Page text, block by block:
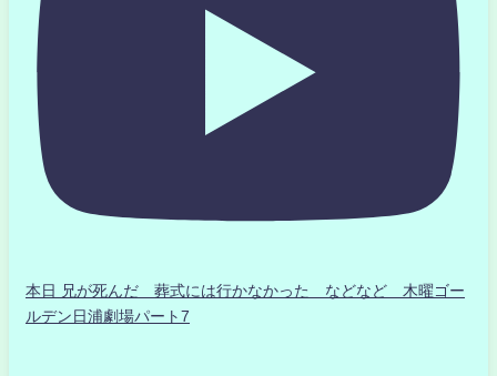
本日 兄が死んだ 葬式には行かなかった などなど 木曜ゴー
ルデン日浦劇場パート7